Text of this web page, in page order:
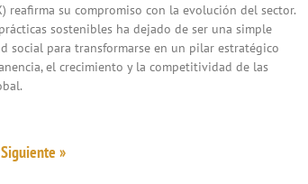
reafirma su compromiso con la evolución del sector.
sostenibles ha dejado de ser una simple
social para transformarse en un pilar estratégico
el crecimiento y la competitividad de las
Siguiente »